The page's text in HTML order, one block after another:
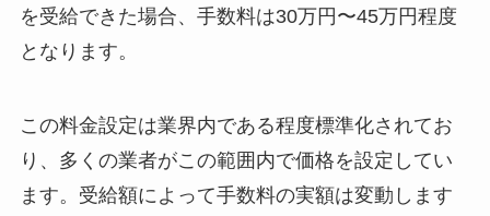
を受給できた場合、手数料は30万円〜45万円程度
となります。
この料金設定は業界内である程度標準化されてお
り、多くの業者がこの範囲内で価格を設定してい
ます。受給額によって手数料の実額は変動します